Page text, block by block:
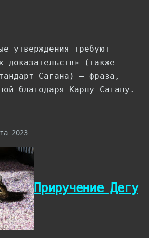
утверждения требуют
доказательств» (также
Сагана) — фраза,
благодаря Карлу Сагану.
2023
Приручение Дегу